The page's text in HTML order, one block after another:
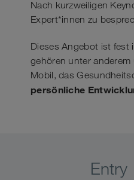
Nach kurzweiligen
Expert*innen zu
Dieses Angebot ist fest
gehören unter
Mobil, das
persönliche
Entry